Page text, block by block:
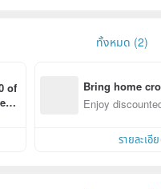
ทั้งหมด (2)
of
Bring home
n with ease
Enjoy
รายละเอี